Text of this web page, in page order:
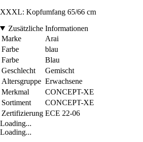
XXXL: Kopfumfang 65/66 cm
Zusätzliche Informationen
Marke
Arai
Farbe
blau
Farbe
Blau
Geschlecht
Gemischt
Altersgruppe Erwachsene
Merkmal
CONCEPT-XE
Sortiment
CONCEPT-XE
Zertifizierung ECE 22-06
Loading...
Loading...